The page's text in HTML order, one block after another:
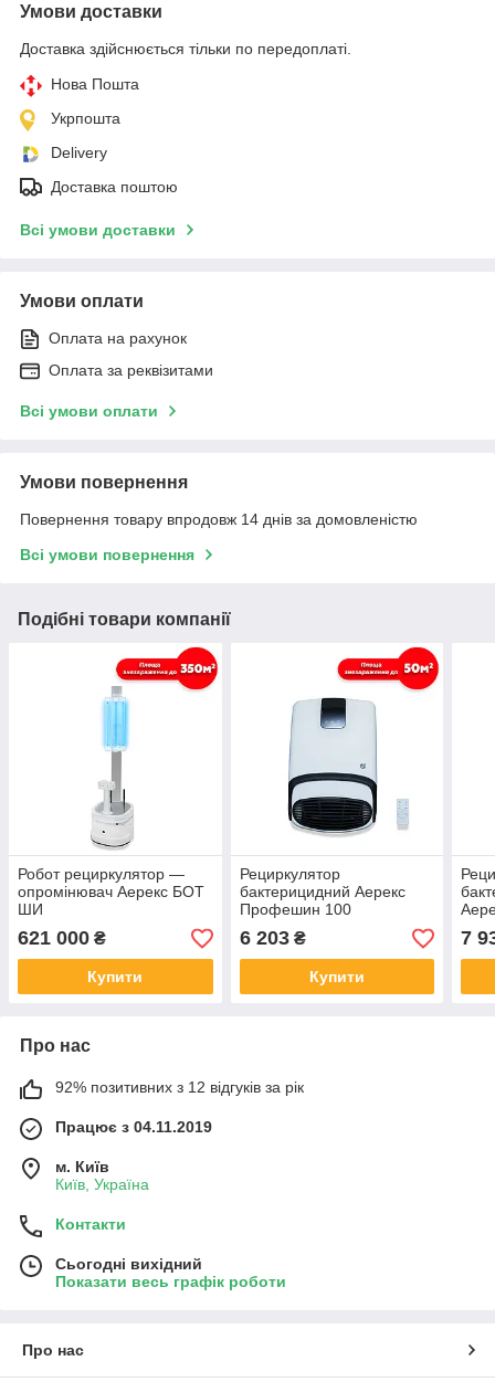
Умови доставки
Доставка здійснюється тільки по передоплаті.
Нова Пошта
Укрпошта
Delivery
Доставка поштою
Всі умови доставки
Умови оплати
Оплата на рахунок
Оплата за реквізитами
Всі умови оплати
Умови повернення
Повернення товару впродовж 14 днів за домовленістю
Всі умови повернення
Подібні товари компанії
Робот рециркулятор —
опромінювач Аерекс БОТ
ШИ
621 000 ₴
Купити
Рециркулятор
бактерицидний Аерекс
Профешин 100
6 203₴
Купити
7
Про нас
92% позитивних з 12 відгуків за рік
Працює з 04.11.2019
м. Київ
Київ, Україна
Контакти
Сьогодні вихідний
Показати весь графік роботи
Про нас